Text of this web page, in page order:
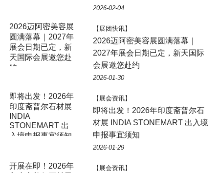
2026-02-04
2026迈阿密美容展
圆满落幕｜2027年
展会日期已定，新
天国际会展邀您赴
约
【展团快讯】
2026迈阿密美容展圆满落幕｜
2027年展会日期已定，新天国际
会展邀您赴约
2026-01-30
即将出发！2026年
印度斋普尔石材展
INDIA
STONEMART 出
入境申报事宜须知
【展会资讯】
即将出发！2026年印度斋普尔石
材展 INDIA STONEMART 出入境
申报事宜须知
2026-01-29
开展在即！2026年
【展会资讯】